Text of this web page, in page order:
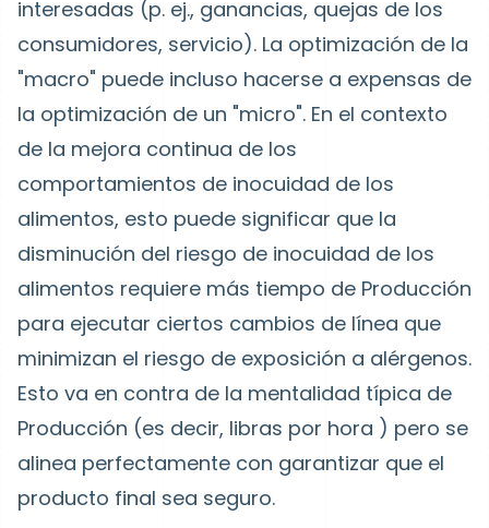
interesadas (p. ej., ganancias, quejas de los
consumidores, servicio). La optimización de la
"macro" puede incluso hacerse a expensas de
la optimización de un "micro". En el contexto
de la mejora continua de los
comportamientos de inocuidad de los
alimentos, esto puede significar que la
disminución del riesgo de inocuidad de los
alimentos requiere más tiempo de Producción
para ejecutar ciertos cambios de línea que
minimizan el riesgo de exposición a alérgenos.
Esto va en contra de la mentalidad típica de
Producción (es decir, libras por hora ) pero se
alinea perfectamente con garantizar que el
producto final sea seguro.